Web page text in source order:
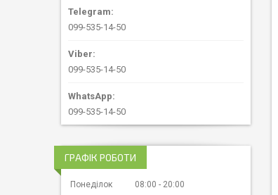
099-535-14-50
099-535-14-50
099-535-14-50
ГРАФІК РОБОТИ
Понеділок 08:00
20:00